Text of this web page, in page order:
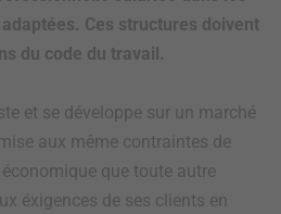
Ces structures doivent
du code du travail.
et se développe sur un marché
aux même contraintes de
que toute autre
éxigences de ses clients en